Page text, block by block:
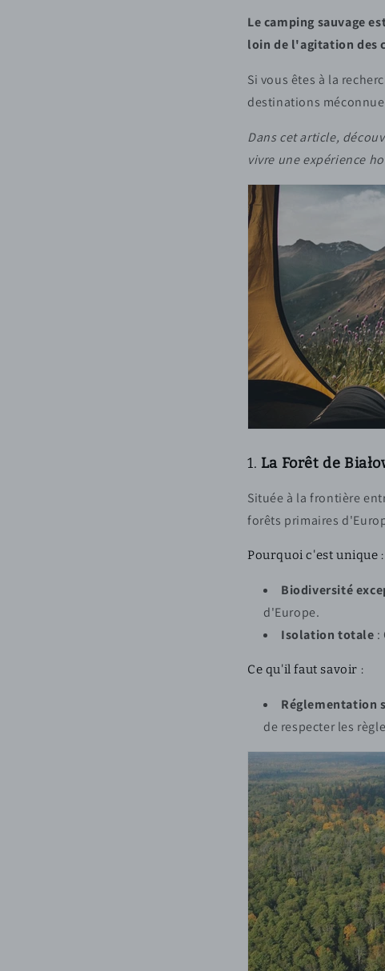
Le camping sauvage
loin de l'agitation des
Si vous êtes à la
destinations
Dans cet article,
vivre une expérience
1. La Forêt de
Située à la frontière
forêts primaires
Pourquoi c'est unique :
Biodiversité
d'Europe.
Isolation totale :
Ce qu'il faut savoir :
Réglementation
de respecter les